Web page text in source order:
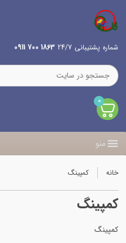
شماره پشتیبانی 24/7 1863 700 0911
0
منو
خانه کمپینگ
کمپینگ
کمپینگ